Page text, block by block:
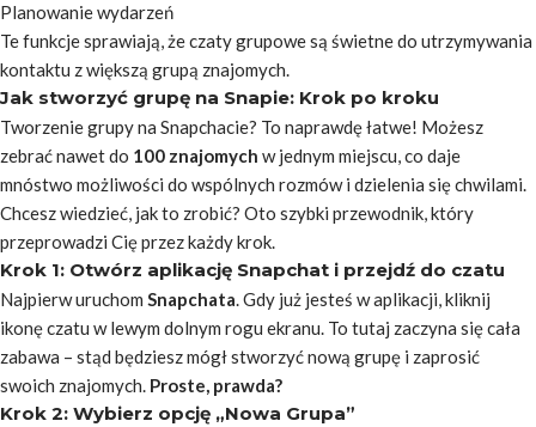
Planowanie wydarzeń
Te funkcje sprawiają, że czaty grupowe są świetne do utrzymywania
kontaktu z większą grupą znajomych.
Jak stworzyć grupę na Snapie: Krok po kroku
Tworzenie grupy na Snapchacie? To naprawdę łatwe! Możesz
zebrać nawet do 100 znajomych w jednym miejscu, co daje
mnóstwo możliwości do wspólnych rozmów i dzielenia się chwilami.
Chcesz wiedzieć, jak to zrobić? Oto szybki przewodnik, który
przeprowadzi Cię przez każdy krok.
Krok 1: Otwórz aplikację Snapchat i przejdź do czatu
Najpierw uruchom Snapchata. Gdy już jesteś w aplikacji, kliknij
ikonę czatu w lewym dolnym rogu ekranu. To tutaj zaczyna się cała
zabawa – stąd będziesz mógł stworzyć nową grupę i zaprosić
swoich znajomych. Proste, prawda?
Krok 2: Wybierz opcję „Nowa Grupa”